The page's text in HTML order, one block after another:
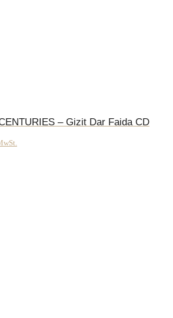
– Gizit Dar Faida CD